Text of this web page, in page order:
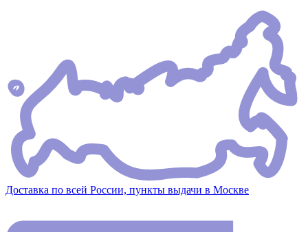
Доставка по всей России, пункты выдачи в Москве